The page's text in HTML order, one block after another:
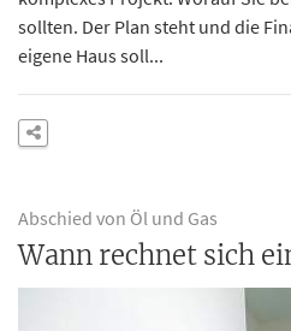
sollten. Der Plan steht und die
eigene Haus soll...
Abschied von Öl und Gas
Wann rechnet sich